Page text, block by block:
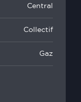
Central
Collectif
Gaz